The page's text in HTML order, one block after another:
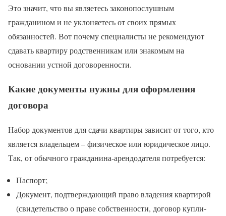
Это значит, что вы являетесь законопослушным
гражданином и не уклоняетесь от своих прямых
обязанностей. Вот почему специалисты не рекомендуют
сдавать квартиру родственникам или знакомым на
основании устной договоренности.
Какие документы нужны для оформления
договора
Набор документов для сдачи квартиры зависит от того, кто
является владельцем – физическое или юридическое лицо.
Так, от обычного гражданина-арендодателя потребуется:
Паспорт;
Документ, подтверждающий право владения квартирой
(свидетельство о праве собственности, договор купли-